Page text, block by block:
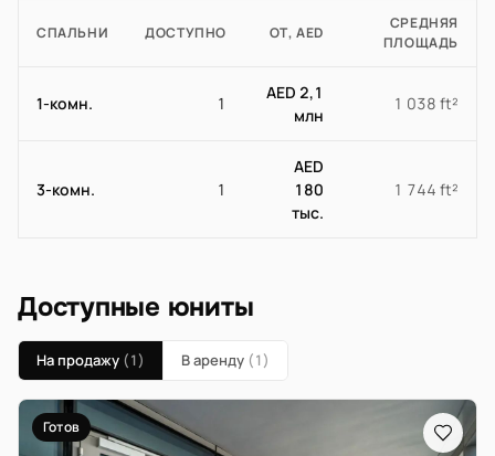
СПАЛЬНИ ДОСТУПНО ОТ, AED
СРЕДНЯЯ
ПЛОЩАДЬ
1-комн. 1
AED 2,1
млн
1 038 ft²
3-комн. 1
AED
180
тыс.
1 744 ft²
Доступные юниты
На продажу (1) В аренду (1)
Готов